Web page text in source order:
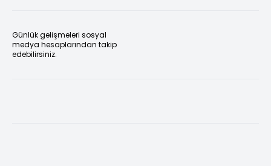
Günlük gelişmeleri sosyal
medya hesaplarından takip
edebilirsiniz.